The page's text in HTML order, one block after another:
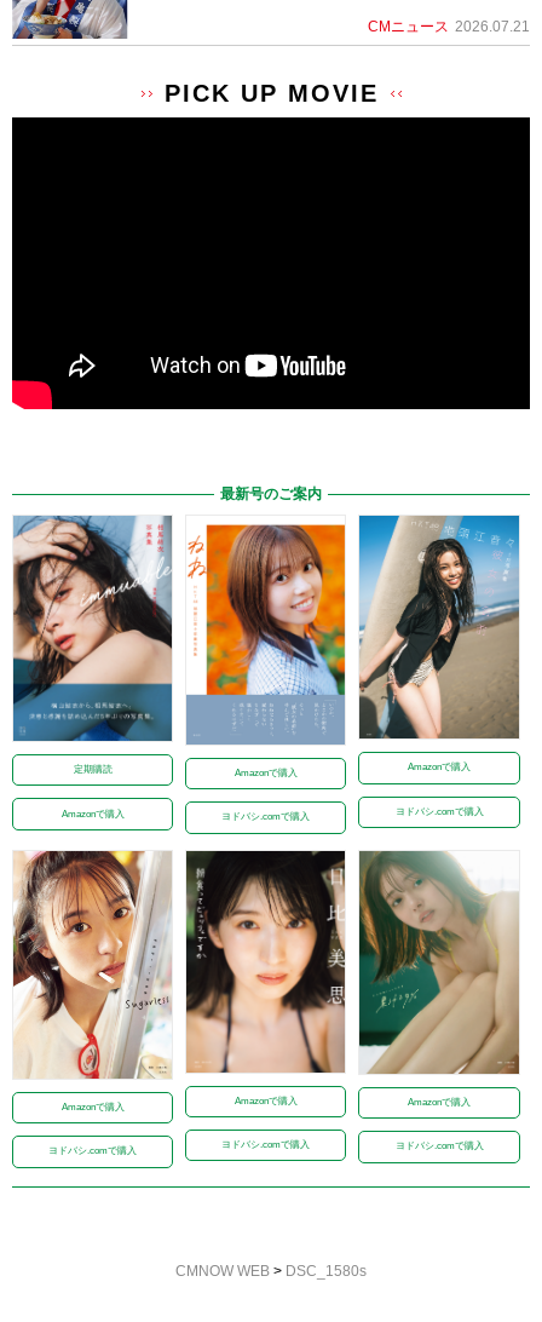
CMニュース 2026.07.21
PICK UP MOVIE
最新号のご案内
定期購読
Amazonで購入
Amazonで購入
ヨドバシ.comで購入
Amazonで購入
ヨドバシ.comで購入
Amazonで購入
ヨドバシ.comで購入
Amazonで購入
ヨドバシ.comで購入
Amazonで購入
ヨドバシ.comで購入
CMNOW WEB > DSC_1580s